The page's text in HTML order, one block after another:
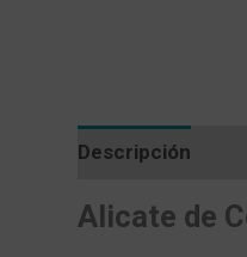
Descripción
Alicate de